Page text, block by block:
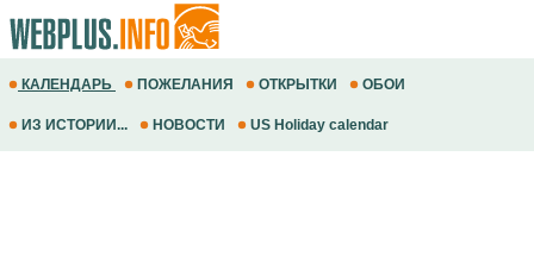
КАЛЕНДАРЬ ПОЖЕЛАНИЯ ОТКРЫТКИ ОБОИ
ИЗ ИСТОРИИ... НОВОСТИ US Holiday calendar